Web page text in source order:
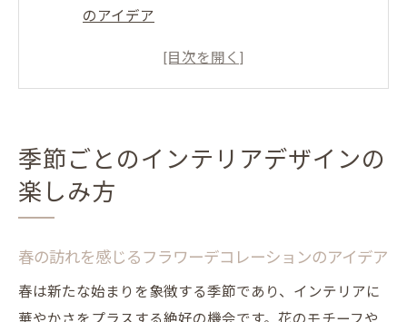
のアイデア
夏に涼しさを演出するインテリアの工夫
季節ごとの香りで楽しむアロマディフュー
ザーの使い方
北欧風インテリアで温かみのある空間を作る方
法
シンプルで機能的な家具選び
季節ごとのインテリアデザインの
楽しみ方
春の訪れを感じるフラワーデコレーションのアイデア
春は新たな始まりを象徴する季節であり、インテリアに